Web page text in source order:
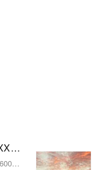
SAP报错因为不允许对公司代码 XXXX科目 XXXXXXXXXX进行销项/进项税相关操作，所以税码XX无效
问题描述：因为不允许对公司代码 3300 科目 6001000000 进行销项/进项税相关操作，所以税码 Z1 无效